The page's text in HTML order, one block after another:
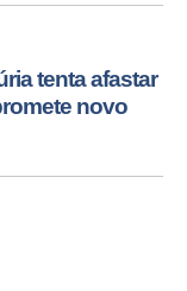
tenta afastar
novo